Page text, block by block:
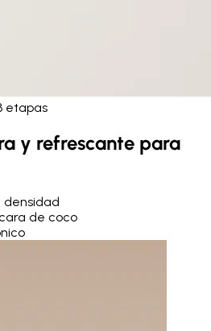
etapas
y refrescante para
densidad
de coco